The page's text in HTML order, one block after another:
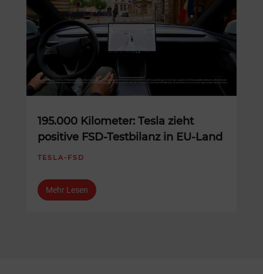
195.000 Kilometer: Tesla zieht
positive FSD-Testbilanz in EU-Land
TESLA-FSD
Mehr Lesen